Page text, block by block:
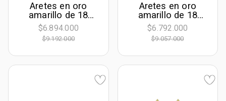
Aretes en oro
amarillo de 18
Kilates, Figuras
geométricas
$6.894.000
$9.192.000
Aretes en oro
amarillo de 18
Kilates con visos
satinado, Figuras
geométricas
$6.792.000
$9.057.000